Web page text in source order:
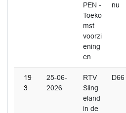
PEN -
Toeko
mst
voorzi
ening
en
nu
19
3
25-06-
2026
RTV
Sling
eland
in de
D66